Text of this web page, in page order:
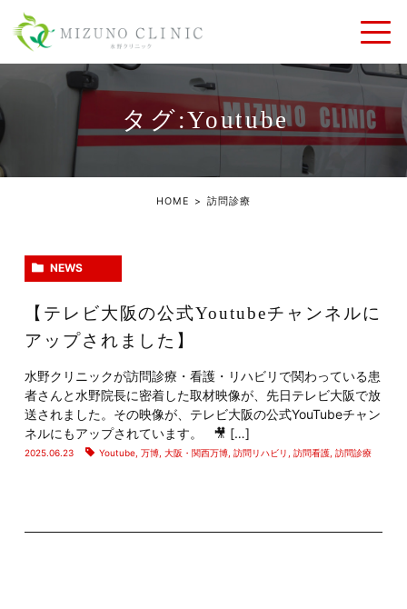
タグ:Youtube
HOME 訪問診療
NEWS
【テレビ大阪の公式Youtubeチャンネルに
アップされました】
水野クリニックが訪問診療・看護・リハビリで関わっている患
者さんと水野院長に密着した取材映像が、先日テレビ大阪で放
送されました。その映像が、テレビ大阪の公式YouTubeチャン
ネルにもアップされています。 🎥 […]
2025.06.23 Youtube, 万博, 大阪・関西万博, 訪問リハビリ 訪問看護, 訪問診療